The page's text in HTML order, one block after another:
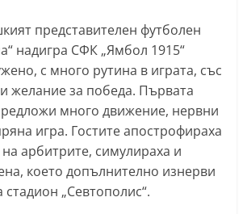
представителен футболен
надигра СФК „Ямбол 1915“
с много рутина в играта, със
желание за победа. Първата
много движение, нервни
игра. Гостите апострофираха
арбитрите, симулираха и
което допълнително изнерви
стадион „Севтополис“.